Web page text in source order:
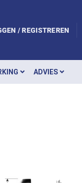
/ REGISTREREN
ADVIES